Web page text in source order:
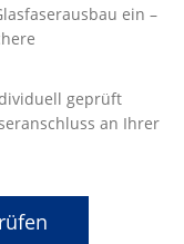
ein –
geprüft
an Ihrer